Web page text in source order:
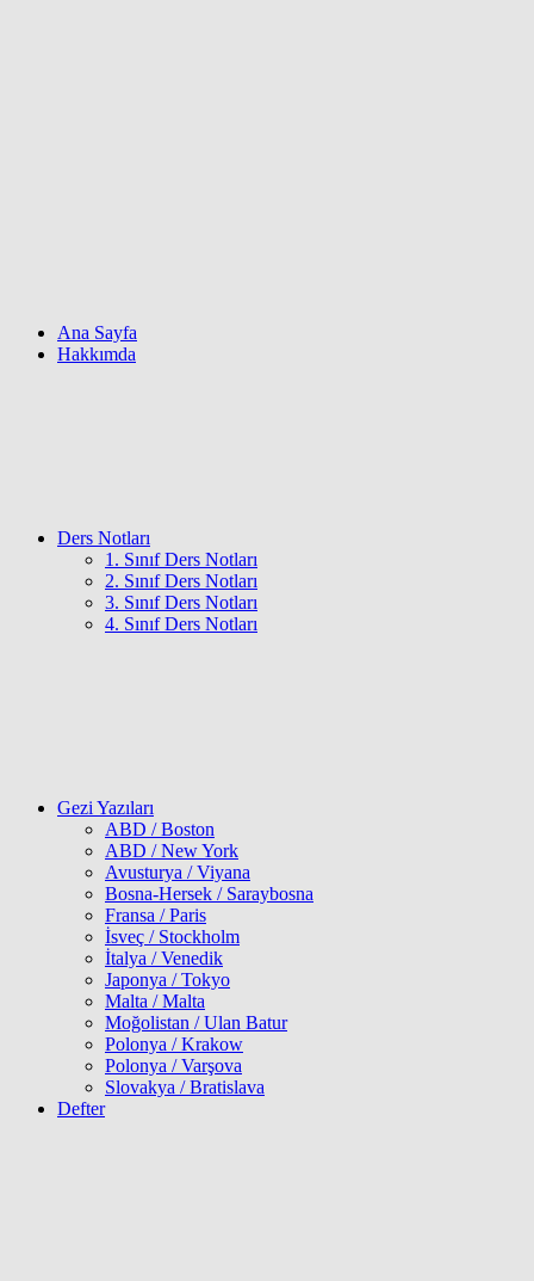
Ana Sayfa
Hakkımda
Ders Notları
1. Sınıf Ders Notları
2. Sınıf Ders Notları
3. Sınıf Ders Notları
4. Sınıf Ders Notları
Gezi Yazıları
ABD / Boston
ABD / New York
Avusturya / Viyana
Bosna-Hersek / Saraybosna
Fransa / Paris
İsveç / Stockholm
İtalya / Venedik
Japonya / Tokyo
Malta / Malta
Moğolistan / Ulan Batur
Polonya / Krakow
Polonya / Varşova
Slovakya / Bratislava
Defter